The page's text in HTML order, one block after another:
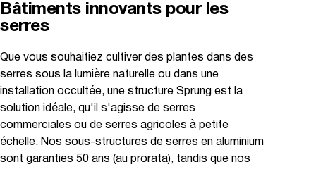
Bâtiments innovants pour les
serres
Que vous souhaitiez cultiver des plantes dans des
serres sous la lumière naturelle ou dans une
installation occultée, une structure Sprung est la
solution idéale, qu'il s'agisse de serres
commerciales ou de serres agricoles à petite
échelle. Nos sous-structures de serres en aluminium
sont garanties 50 ans (au prorata), tandis que nos